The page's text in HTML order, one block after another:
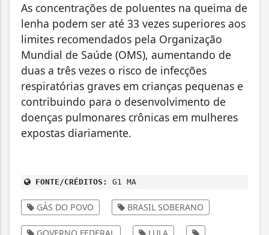
As concentrações de poluentes na queima de
lenha podem ser até 33 vezes superiores aos
limites recomendados pela Organização
Mundial de Saúde (OMS), aumentando de
duas a três vezes o risco de infecções
respiratórias graves em crianças pequenas e
contribuindo para o desenvolvimento de
doenças pulmonares crônicas em mulheres
expostas diariamente.
FONTE/CRÉDITOS: G1 MA
GÁS DO POVO BRASIL SOBERANO